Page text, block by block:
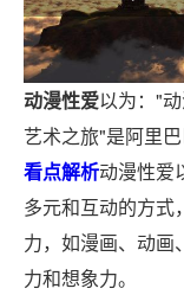
动漫性爱以为："
艺术之旅"是阿里
看点解析动漫性爱
多元和互动的方式
力，如漫画、动画
力和想象力。